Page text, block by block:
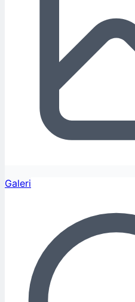
Galeri